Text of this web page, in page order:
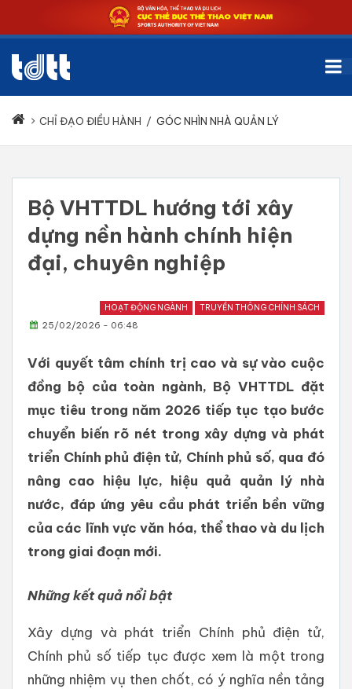
CHỈ ĐẠO ĐIỀU HÀNH / GÓC NHÌN NHÀ QUẢN LÝ
Bộ VHTTDL hướng tới xây
dựng nền hành chính hiện
đại, chuyên nghiệp
HOẠT ĐỘNG NGÀNH TRUYỀN THÔNG CHÍNH SÁCH
25/02/2026 - 06:48
Với quyết tâm chính trị cao và sự vào cuộc
đồng bộ của toàn ngành, Bộ VHTTDL đặt
mục tiêu trong năm 2026 tiếp tục tạo bước
chuyển biến rõ nét trong xây dựng và phát
triển Chính phủ điện tử, Chính phủ số, qua đó
nâng cao hiệu lực, hiệu quả quản lý nhà
nước, đáp ứng yêu cầu phát triển bền vững
của các lĩnh vực văn hóa, thể thao và du lịch
trong giai đoạn mới.
Những kết quả nổi bật
Xây dựng và phát triển Chính phủ điện tử,
Chính phủ số tiếp tục được xem là một trong
những nhiệm vụ then chốt, có ý nghĩa nền tảng